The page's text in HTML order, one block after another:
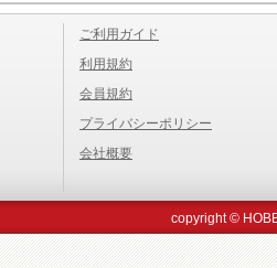
ご利用ガイド
利用規約
会員規約
プライバシーポリシー
会社概要
copyright ©